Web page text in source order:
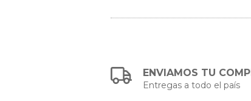
ENVIAMOS TU
Entregas a todo el país